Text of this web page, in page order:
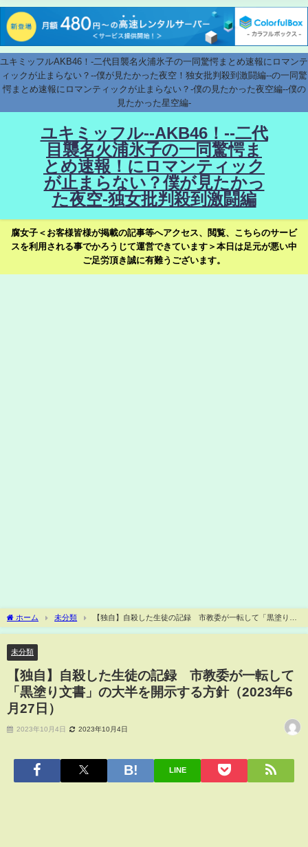
ユキミッフルAKB46！-二代目襲名火浦氷子の一同驚愕まとめ速報にロマンテ
ィックが止まらない？--僕が見たかった夜空！独女批判殺到激闘編--の一同驚
愕まとめ速報にロマンティックが止まらない？-僕の見たかった夜空編--僕の
見たかった星空編-
ユキミッフル--AKB46！--二代
目襲名火浦氷子の一同驚愕ま
とめ速報！にロマンティック
が止まらない？僕が見たかっ
た夜空-独女批判殺到激闘編
腐女子＜お客様皆様が掲載の記事等へアクセス、閲覧、こちらのサービ
スを利用される事でかろうじて運営できています＞本日は足元が悪い中
ご足労頂き誠に有難うございます。
ホーム 未分類
【独自】自殺した生徒の記録 市教委が一転して「黒塗り文
書」の大半を開示する方針（2023年6月27日）
未分類
【独自】自殺した生徒の記録 市教委が一転して
「黒塗り文書」の大半を開示する方針（2023年6
月27日）
2023年10月4日 2023年10月4日
LINE